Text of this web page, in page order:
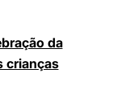
da
crianças